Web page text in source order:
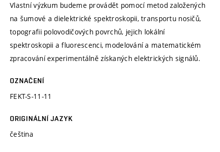
Vlastní výzkum budeme provádět pomocí metod založených
na šumové a dielektrické spektroskopii, transportu nosičů,
topografii polovodičových povrchů, jejich lokální
spektroskopii a fluorescenci, modelování a matematickém
zpracování experimentálně získaných elektrických signálů.
OZNAČENÍ
FEKT-S-11-11
ORIGINÁLNÍ JAZYK
čeština